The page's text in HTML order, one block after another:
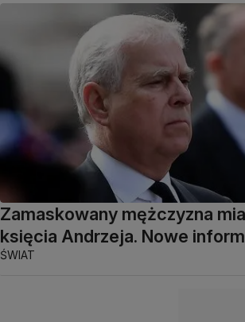
Zamaskowany mężczyzna
księcia Andrzeja. Nowe
ŚWIAT